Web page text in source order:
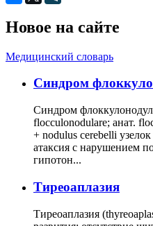
Новое на сайте
Медицинский словарь
Cиндром
Синдром
flocculonodulare; анат.
+ nodulus cerebelli
атаксия с нарушением
гипотон...
Тиреоаплазия
Тиреоаплазия